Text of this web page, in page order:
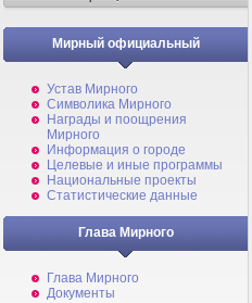
Мирный официальный
Устав Мирного
Символика Мирного
Награды и поощрения
Мирного
Информация о городе
Целевые и иные программы
Национальные проекты
Статистические данные
Глава Мирного
Глава Мирного
Документы